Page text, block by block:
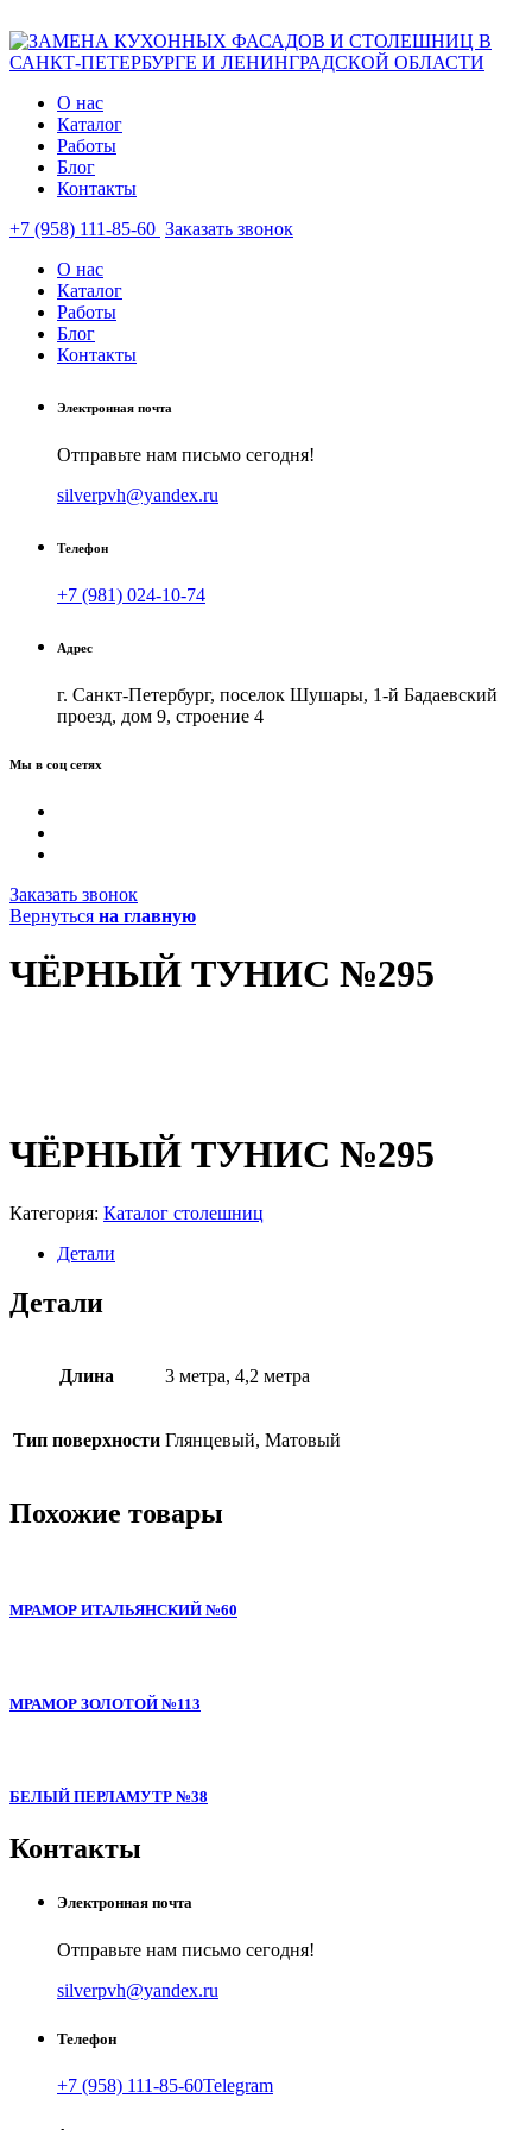
О нас
Каталог
Работы
Блог
Контакты
+7 (958) 111-85-60 Заказать звонок
О нас
Каталог
Работы
Блог
Контакты
Электронная почта
Отправьте нам письмо сегодня!
silverpvh@yandex.ru
Телефон
+7 (981) 024-10-74
Адрес
г. Санкт-Петербург, поселок Шушары, 1-й Бадаевский
проезд, дом 9, строение 4
Мы в соц сетях
Заказать звонок
Вернуться на главную
ЧЁРНЫЙ ТУНИС №295
ЧЁРНЫЙ ТУНИС №295
Категория: Каталог столешниц
Детали
Детали
Длина 3 метра, 4,2 метра
Тип поверхности Глянцевый, Матовый
Похожие товары
МРАМОР ИТАЛЬЯНСКИЙ №60
МРАМОР ЗОЛОТОЙ №113
БЕЛЫЙ ПЕРЛАМУТР №38
Контакты
Электронная почта
Отправьте нам письмо сегодня!
silverpvh@yandex.ru
Телефон
+7 (958) 111-85-60Telegram